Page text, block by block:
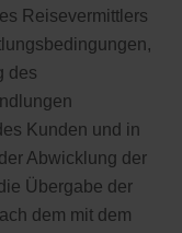
Reisevermittlers
des
Kunden und in
Abwicklung der
Übergabe der
dem mit dem